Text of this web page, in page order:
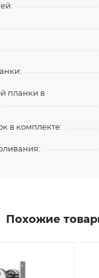
планки в
в комплекте:
Похожие